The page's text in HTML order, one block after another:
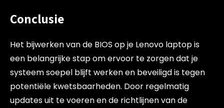
Conclusie
Het bijwerken van de BIOS op je Lenovo laptop is
een belangrijke stap om ervoor te zorgen dat je
systeem soepel blijft werken en beveiligd is tegen
potentiële kwetsbaarheden. Door regelmatig
updates uit te voeren en de richtlijnen van de